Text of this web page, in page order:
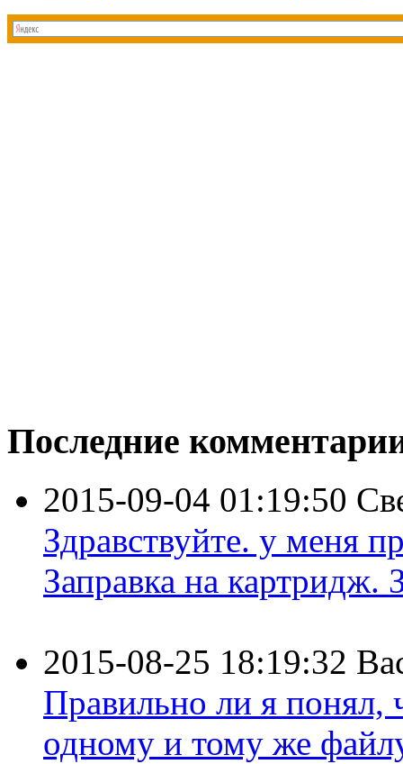
Последние
2015-09-04 01:19:50
Здравствуйте. у меня
Заправка на картридж.
2015-08-25 18:19:32
Правильно ли я понял,
одному и тому же